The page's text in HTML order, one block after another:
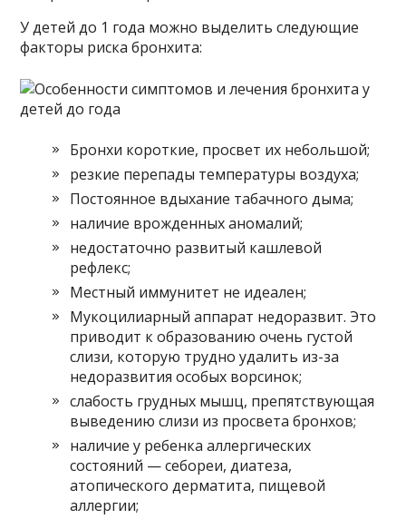
У детей до 1 года можно выделить следующие
факторы риска бронхита:
Бронхи короткие, просвет их небольшой;
резкие перепады температуры воздуха;
Постоянное вдыхание табачного дыма;
наличие врожденных аномалий;
недостаточно развитый кашлевой
рефлекс;
Местный иммунитет не идеален;
Мукоцилиарный аппарат недоразвит. Это
приводит к образованию очень густой
слизи, которую трудно удалить из-за
недоразвития особых ворсинок;
слабость грудных мышц, препятствующая
выведению слизи из просвета бронхов;
наличие у ребенка аллергических
состояний — себореи, диатеза,
атопического дерматита, пищевой
аллергии;